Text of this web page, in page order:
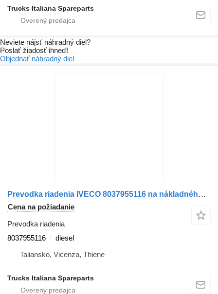
Trucks Italiana Spareparts
Neviete nájsť náhradný diel?
Poslať žiadosť ihneď!
Objednať náhradný diel
Prevodka riadenia IVECO 8037955116 na nákladného auta IVECO 115-17
Cena na požiadanie
Prevodka riadenia
8037955116
diesel
Taliansko, Vicenza, Thiene
Trucks Italiana Spareparts